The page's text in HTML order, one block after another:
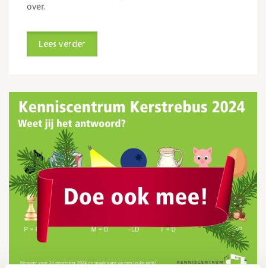
over.
Lees verder